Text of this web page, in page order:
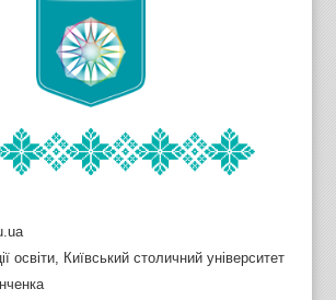
освіти, Київський столичний університет